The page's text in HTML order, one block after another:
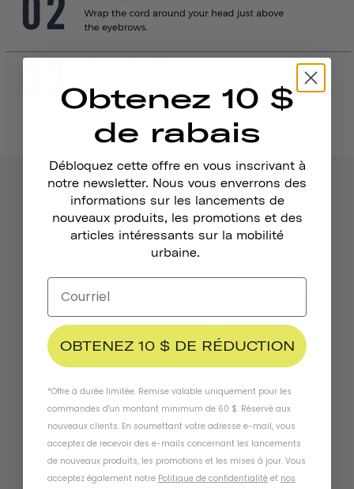
Remarques sur
l'ajustement
d'effectuer de petits ajustements pour obtenir un
ajustement confortable. Il suffit de tourner la
molette dans le sens des aiguilles d'une montre
Vous pouvez également retirer tout ou partie des
coussinets intérieurs sans compromettre la
sécurité de votre casque afin d'obtenir
l'ajustement qui vous convient. Vous avez d'autres
questions sur l'ajustement parfait ?Contactez-
Obtenez 10 $
de rabais
Débloquez cette offre en vous inscrivant à
notre newsletter. Nous vous enverrons des
informations sur les lancements de
nouveaux produits, les promotions et des
articles intéressants sur la mobilité
urbaine.
OBTENEZ 10 $ DE RÉDUCTION
*Offre à durée limitée. Remise valable uniquement pour les
commandes d'un montant minimum de 60 $. Réservé aux
nouveaux clients. En soumettant votre adresse e-mail, vous
acceptez de recevoir des e-mails concernant les lancements
de nouveaux produits, les promotions et les mises à jour. Vous
acceptez également notre Politique de confidentialité et nos